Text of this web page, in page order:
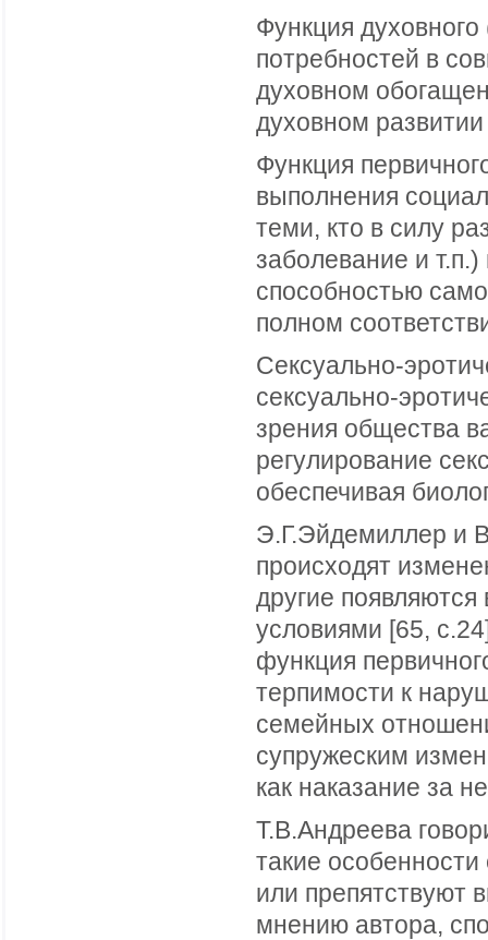
Функция
потребностей в
духовном
духовном
Функция
выполнения
теми, кто в силу
заболевание и
способностью
полном
Сексуально-
сексуально-
зрения общества
регулирование
обеспечивая
Э.Г.Эйдемиллер и
происходят
другие
условиями [65,
функция
терпимости к
семейных
супружеским
как наказание за
Т.В.Андреева
такие
или препятствуют
мнению автора,